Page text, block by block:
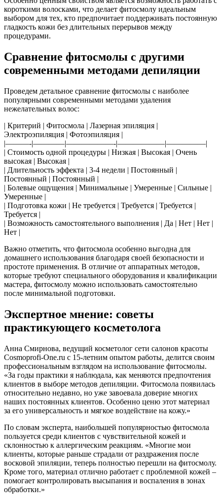
короткими волосками, что делает фитосмолу идеальным
выбором для тех, кто предпочитает поддерживать постоянную
гладкость кожи без длительных перерывов между
процедурами.
Сравнение фитосмолы с другими
современными методами депиляции
Проведем детальное сравнение фитосмолы с наиболее
популярными современными методами удаления
нежелательных волос:
| Критерий | Фитосмола | Лазерная эпиляция |
Электроэпиляция | Фотоэпиляция |
|———-|————|——————-|——————|—————|
| Стоимость одной процедуры | Низкая | Высокая | Очень
высокая | Высокая |
| Длительность эффекта | 3-4 недели | Постоянный |
Постоянный | Постоянный |
| Болевые ощущения | Минимальные | Умеренные | Сильные |
Умеренные |
| Подготовка кожи | Не требуется | Требуется | Требуется |
Требуется |
| Возможность самостоятельного выполнения | Да | Нет | Нет |
Нет |
Важно отметить, что фитосмола особенно выгодна для
домашнего использования благодаря своей безопасности и
простоте применения. В отличие от аппаратных методов,
которые требуют специального оборудования и квалификации
мастера, фитосмолу можно использовать самостоятельно
после минимальной подготовки.
Экспертное мнение: советы
практикующего косметолога
Анна Смирнова, ведущий косметолог сети салонов красоты
Cosmoprofi-One.ru с 15-летним опытом работы, делится своим
профессиональным взглядом на использование фитосмолы.
«За годы практики я наблюдала, как меняются предпочтения
клиентов в выборе методов депиляции. Фитосмола появилась
относительно недавно, но уже завоевала доверие многих
наших постоянных клиентов. Особенно ценю этот материал
за его универсальность и мягкое воздействие на кожу.»
По словам эксперта, наибольшей популярностью фитосмола
пользуется среди клиентов с чувствительной кожей и
склонностью к аллергическим реакциям. «Многие мои
клиенты, которые раньше страдали от раздражения после
восковой эпиляции, теперь полностью перешли на фитосмолу.
Кроме того, материал отлично работает с проблемной кожей –
помогает контролировать высыпания и воспаления в зонах
обработки.»